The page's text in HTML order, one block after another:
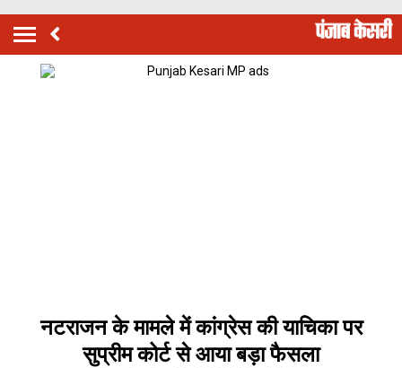
नटराजन के मामले में कांग्रेस की याचिका पर
सुप्रीम कोर्ट से आया बड़ा फैसला